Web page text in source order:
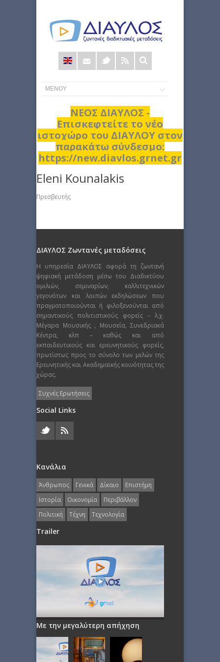
Φόρμα
αναζήτησης
ΝΕΟΣ ΔΙΑΥΛΟΣ -
Επισκεφτείτε το νέο
ιστοχώρο του ΔΙΑΥΛΟΥ στον
παρακάτω σύνδεσμο:
https://new.diavlos.grnet.gr
Eleni Kounalakis
Πρεσβευτής
ΔΙΑΥΛΟΣ Ζωντανές μεταδόσεις
Η υπηρεσία ΔΙΑΥΛΟΣ αφορά τη ζωντανή
ψηφιακή μετάδοση μέσω του Διαδικτύου
ομιλιών, σεμιναρίων, καλλιτεχνικών
γεγονότων και λοιπών εκδηλώσεων που
πραγματοποιούνται ή φιλοξενούνται από
σημαντικούς πολιτιστικούς φορείς – λ.χ.
Μέγαρα Μουσικής , Μουσεία, Συνεδριακά
Κέντρα, κλπ – καθώς και από
εκπαιδευτικούς και ερευνητικούς φορείς,
πρωτίστως προς το σύνολο των μελών της
Ερευνητικής και Ακαδημαϊκής κοινότητας της
χώρας.
Συχνές Ερωτήσεις
Social Links
Κανάλια
Άνθρωπος Γενικά Δίκαιο
Επιστήμη
Ιστορία
Οικονομία
Περιβάλλον
Πολιτική
Τέχνη Τεχνολογία
Trailer
Με την μεγαλύτερη απήχηση